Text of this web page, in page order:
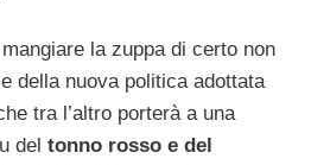
la zuppa di certo non
della nuova politica adottata
tra l’altro porterà a una
del tonno rosso e del